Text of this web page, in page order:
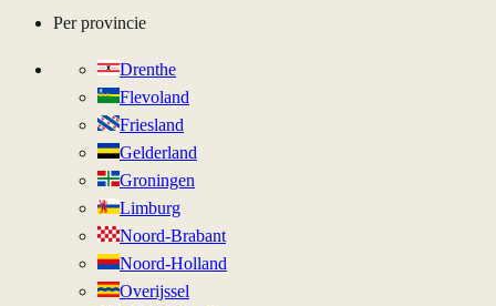
Per provincie
Drenthe
Flevoland
Friesland
Gelderland
Groningen
Limburg
Noord-Brabant
Noord-Holland
Overijssel